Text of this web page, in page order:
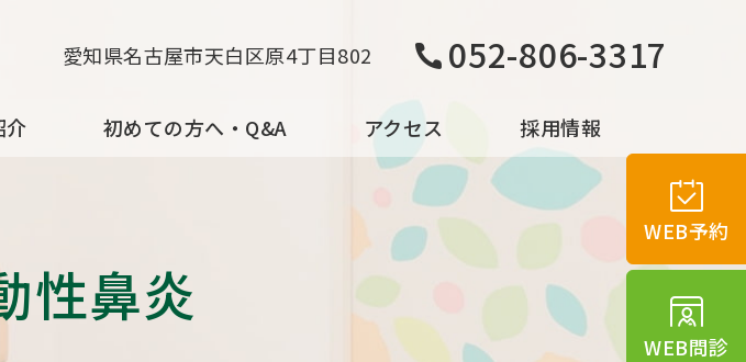
愛知県名古屋市天白区原4丁目802 052-806-3317
WEB予約
WEB問診
介 初めての方へ・Q&A アクセス 採用情報
性鼻炎